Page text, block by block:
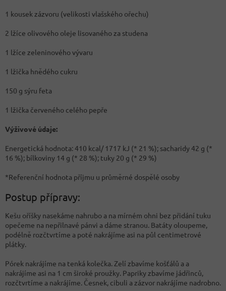
1 kousek zázvoru (velikosti vlašského ořechu)
2 lžíce olivového oleje lisovaného za studena
1 lžíce zeleninového vývaru
1 lžička hnědého cukru
150 g sýru feta
1 lžička červeného celého pepře
Výživové údaje:
Energetická hodnota: 410 kcal/ 1717 kJ (* 21 %); sacharidy 42 g (*
16 %); bílkoviny 14 g (* 28 %); tuky 20 g (* 29 %)
*Referenční hodnota příjmu u průměrné dospělé osoby
Postup přípravy:
Kešu oříšky nasekáme nahrubo a na mírném ohni bez přidání tuku
opečeme na nepřilnavé pánvi a dáme stranou. Batáty oloupeme,
podélně rozčtvrtíme a poté nakrájíme asi na půl centimetrové
plátky.
Pórek nakrájíme na tenká kolečka. Zelí zbavíme košťálů a a
nakrájíme asi na 1 cm široké proužky. Papriky zbavíme jádřinců,
rozčtvrtíme a nakrájíme. Česnek, cibuli a zázvor nakrájíme nadrobno.